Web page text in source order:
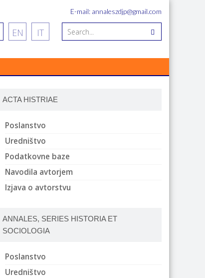
E-mail: annaleszdjp@gmail.com
EN IT
ACTA HISTRIAE
Poslanstvo
Uredništvo
Podatkovne baze
Navodila avtorjem
Izjava o avtorstvu
ANNALES, SERIES HISTORIA ET
SOCIOLOGIA
Poslanstvo
Uredništvo